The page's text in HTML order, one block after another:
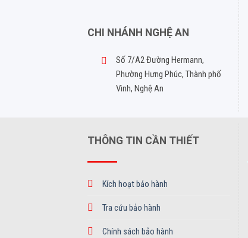
CHI NHÁNH NGHỆ AN
Số 7/A2 Đường Hermann,
Phường Hưng Phúc, Thành phố
Vinh, Nghệ An
THÔNG TIN CẦN THIẾT
Kích hoạt bảo hành
Tra cứu bảo hành
Chính sách bảo hành